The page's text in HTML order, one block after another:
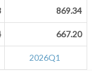
869.34
667.20
2026Q1